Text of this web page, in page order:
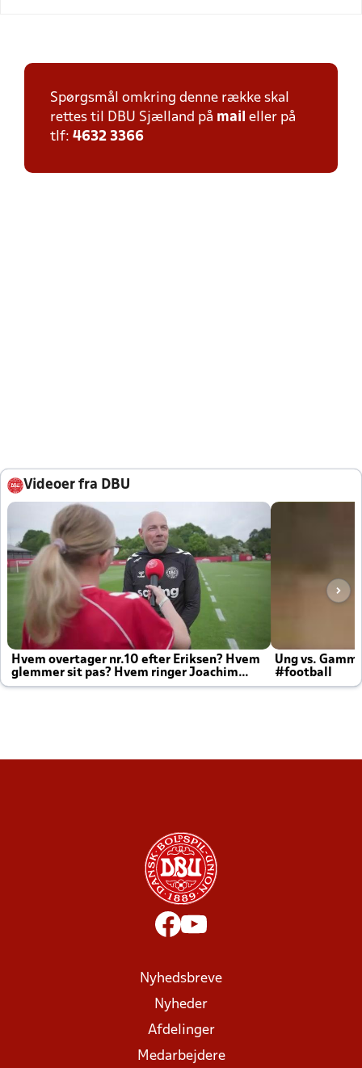
Spørgsmål omkring denne række skal
rettes til DBU Sjælland på mail eller på
tlf: 4632 3366
Videoer fra DBU
Hvem overtager nr.10 efter Eriksen? Hvem
glemmer sit pas? Hvem ringer Joachim
altid til efter kampe?
Ung vs.
#football
Nyhedsbreve
Nyheder
Afdelinger
Medarbejdere